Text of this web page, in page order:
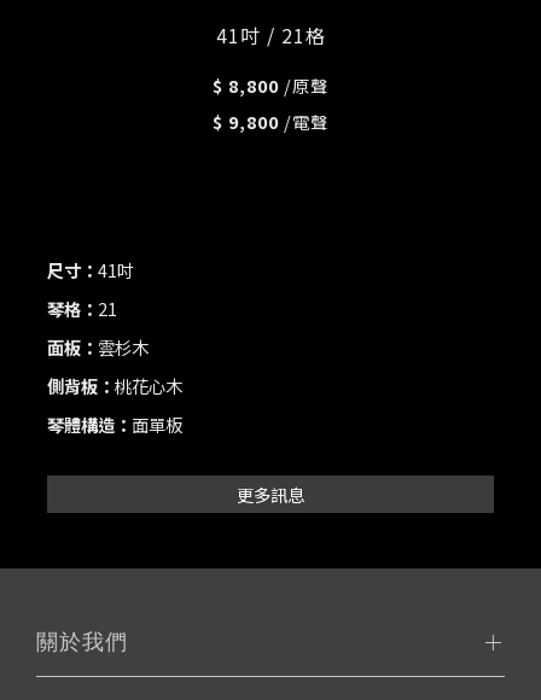
41吋 / 21格
$ 8,800 /原聲
$ 9,800 /電聲
尺寸： 41吋
琴格： 21
面板： 雲杉木
側背板： 桃花心木
琴體構造： 面單板
更多訊息
關於我們